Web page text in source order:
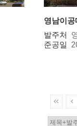
영남이
발주처
준공일